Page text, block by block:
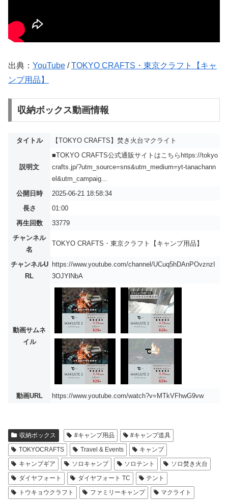
出典： YouTube /TOKYO CRAFTS・東京クラフト【キャ
ンプ用品】
収納ボックス動画情報
タイトル 【TOKYO CRAFTS】焚き火台マクライト
説明文
■TOKYO CRAFTS公式通販サイトはこちらhttps://tokyo
crafts.jp/?utm_source=sns&utm_medium=yt-tanachann
el&utm_campaig...
公開日時
2025-06-21 18:58:34
長さ
01:00
再生回数
33779
チャンネル
名
TOKYO CRAFTS・東京クラフト【キャンプ用品】
チャンネルU
RL
https://www.youtube.com/channel/UCuq5hDAnPOvznzI
3OJYlNbA
動画サムネ
イル
動画URL https://www.youtube.com/watch?v=MTkVFhwG9vw
収納ボックス #キャンプ用品
#キャンプ道具
TOKYOCRAFTS
Travel & Events
キャンプ
キャンプギア
ソロキャンプ ソロテント
ソロ焚き火台
ダイヤフォート
ダイヤフォート TC
テント
トウキョウクラフト
ファミリーキャンプ
マクライト